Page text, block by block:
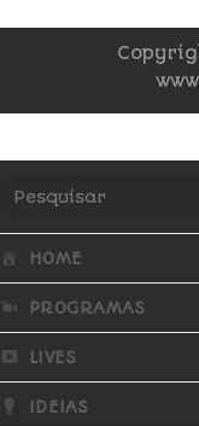
HOME
PROGRAMAS
LIVES
IDEIAS